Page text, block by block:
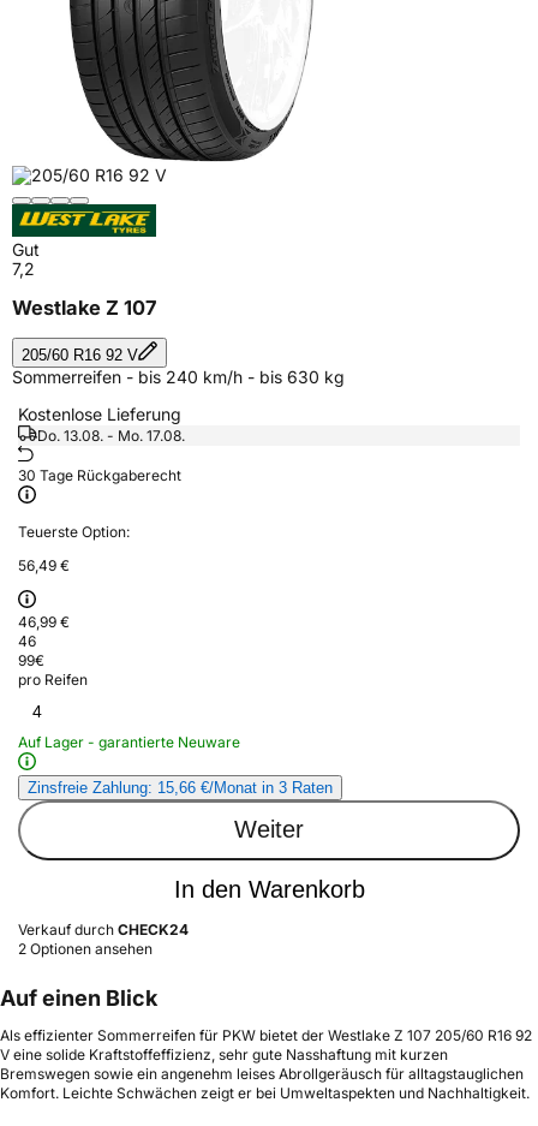
Gut
7,2
Westlake Z 107
205/60 R16 92 V
Sommerreifen - bis 240 km/h - bis 630 kg
Kostenlose Lieferung
Do. 13.08. - Mo. 17.08.
30 Tage Rückgaberecht
Teuerste Option:
56,49 €
46,99 €
46
99€
pro Reifen
4
Auf Lager - garantierte Neuware
Zinsfreie Zahlung: 15,66 €/Monat in 3 Raten
Weiter
In den Warenkorb
Verkauf durch CHECK24
2 Optionen ansehen
Auf einen Blick
Als effizienter Sommerreifen für PKW bietet der Westlake Z 107 205/60 R16 92
V eine solide Kraftstoffeffizienz, sehr gute Nasshaftung mit kurzen
Bremswegen sowie ein angenehm leises Abrollgeräusch für alltagstauglichen
Komfort. Leichte Schwächen zeigt er bei Umweltaspekten und Nachhaltigkeit.